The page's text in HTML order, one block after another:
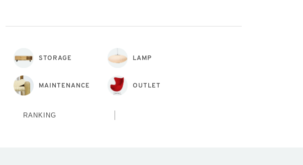
STORAGE LAMP
MAINTENANCE OUTLET
RANKING